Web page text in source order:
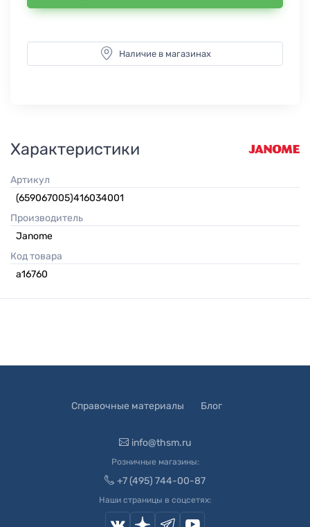
Наличие в магазинах
Характеристики
Артикул
(659067005)416034001
Производитель
Janome
Код товара
а16760
Справочные материалы Блог
info@thsm.ru
Розничные магазины:
+7 (495) 744-00-87
Наши страницы в соцсетях: